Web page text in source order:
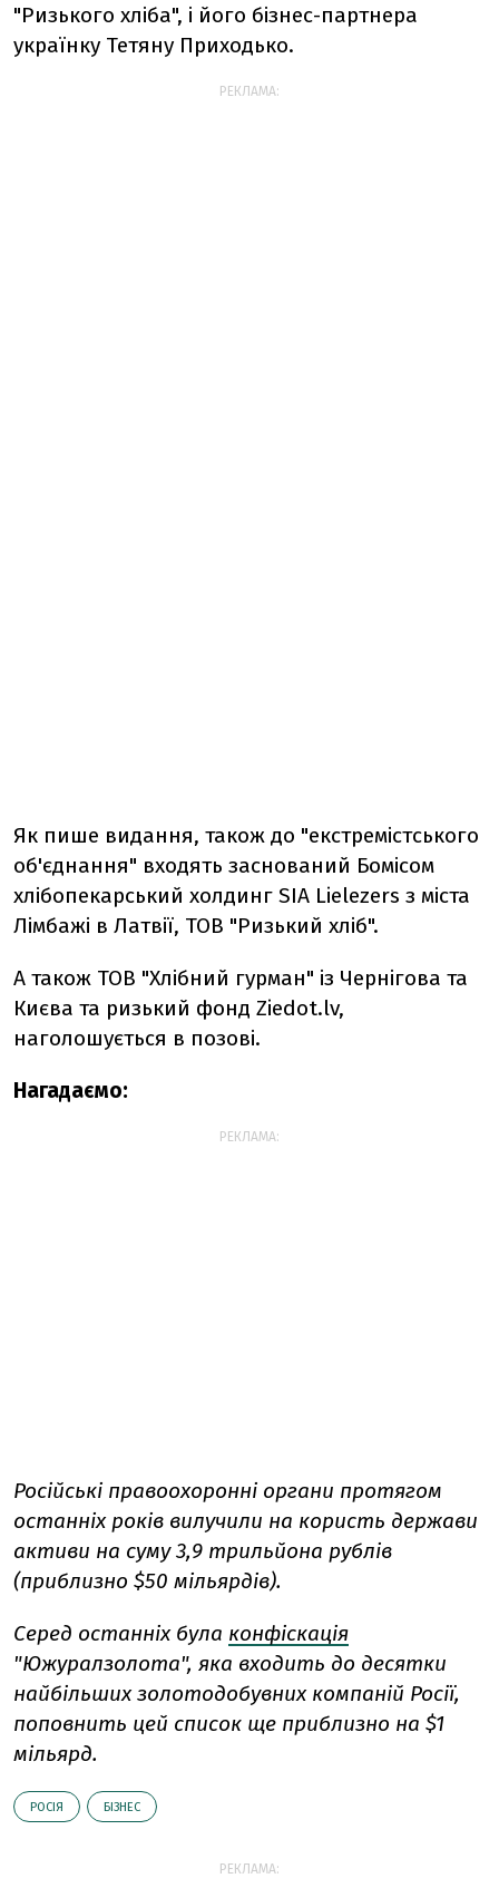
"Ризького хліба", і його бізнес-партнера
українку Тетяну Приходько.
РЕКЛАМА:
Як пише видання, також до "екстремістського
об'єднання" входять заснований Бомісом
хлібопекарський холдинг SIA Lielezers з міста
Лімбажі в Латвії, ТОВ "Ризький хліб".
А також ТОВ "Хлібний гурман" із Чернігова та
Києва та ризький фонд Ziedot.lv,
наголошується в позові.
Нагадаємо:
РЕКЛАМА:
Російські правоохоронні органи протягом
останніх років вилучили на користь держави
активи на суму 3,9 трильйона рублів
(приблизно $50 мільярдів).
Серед останніх була конфіскація
"Южуралзолота", яка входить до десятки
найбільших золотодобувних компаній Росії,
поповнить цей список ще приблизно на $1
мільярд.
РОСІЯ БІЗНЕС
РЕКЛАМА: